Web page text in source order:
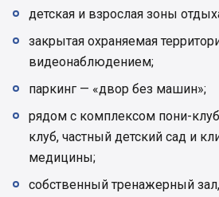
детская и взрослая зоны
закрытая охраняемая
видеонаблюдением;
паркинг — «двор без машин»;
рядом с комплексом пони-
клуб, частный детский сад и
медицины;
собственный тренажерный зал,